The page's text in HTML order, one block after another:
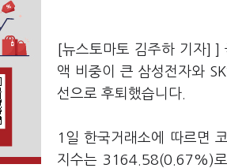
[뉴스토마토 김주하 기자] ]
액 비중이 큰 삼성전자와
선으로 후퇴했습니다.
1일 한국거래소에 따르면
지수는 3164.58(0.67%)로